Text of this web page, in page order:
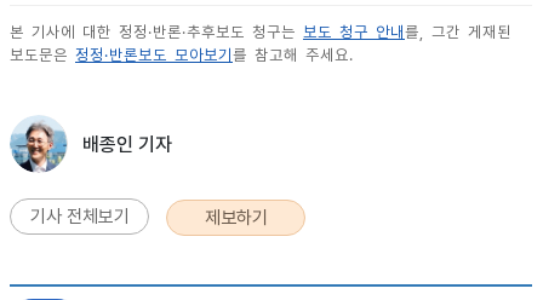
본 기사에 대한 정정·반론·추후보도 청구는 보도 청구 안내 를, 그간 게재된
보도문은 정정·반론보도 모아보기 를 참고해 주세요.
배종인 기자
기사 전체보기 제보하기